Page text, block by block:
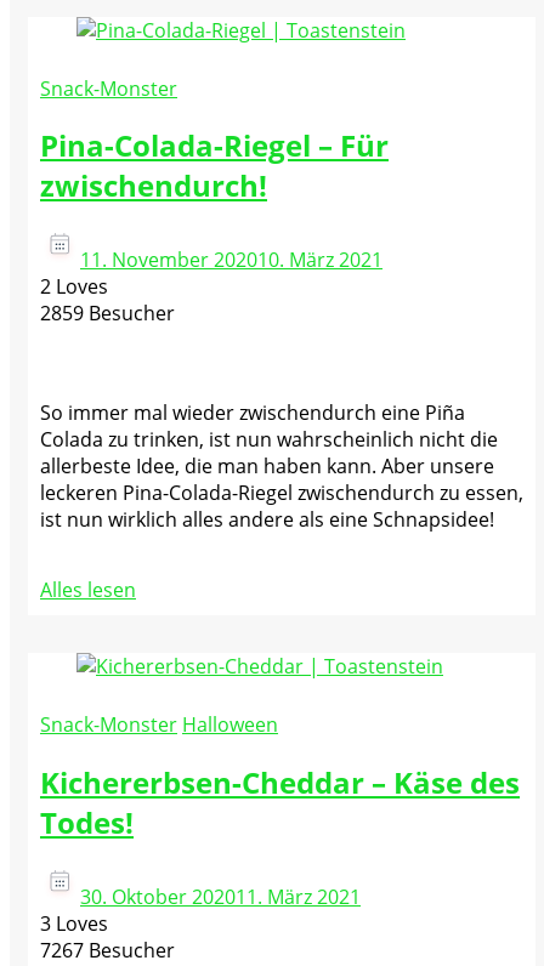
Snack-Monster
Pina-Colada-Riegel – Für
zwischendurch!
11. November 202010. März 2021
2 Loves
2859 Besucher
So immer mal wieder zwischendurch eine Piña
Colada zu trinken, ist nun wahrscheinlich nicht die
allerbeste Idee, die man haben kann. Aber unsere
leckeren Pina-Colada-Riegel zwischendurch zu essen,
ist nun wirklich alles andere als eine Schnapsidee!
Alles lesen
Snack-Monster Halloween
Kichererbsen-Cheddar – Käse des
Todes!
30. Oktober 202011. März 2021
3 Loves
7267 Besucher